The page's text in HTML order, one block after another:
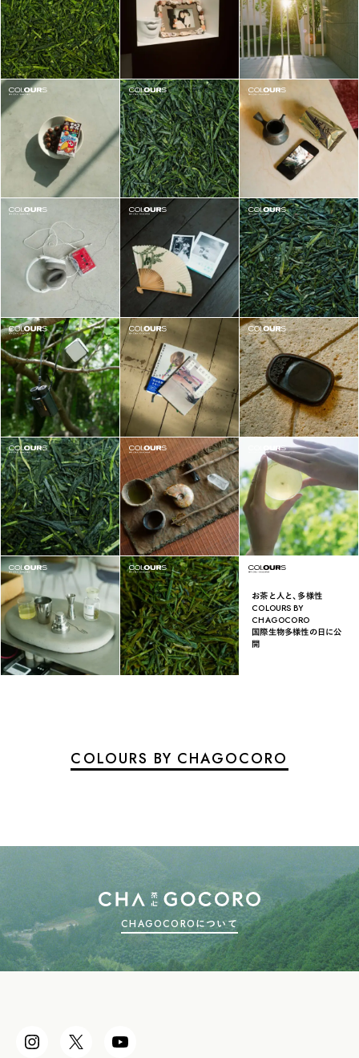
お茶と人と、多様性
COLOURS BY
CHAGOCORO
国際生物多様性の日に公
開
COLOURS BY CHAGOCORO
CHAGOCOROについて